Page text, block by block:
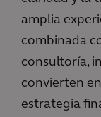
amplia
combinada
consultoría,
convierten
estrategia